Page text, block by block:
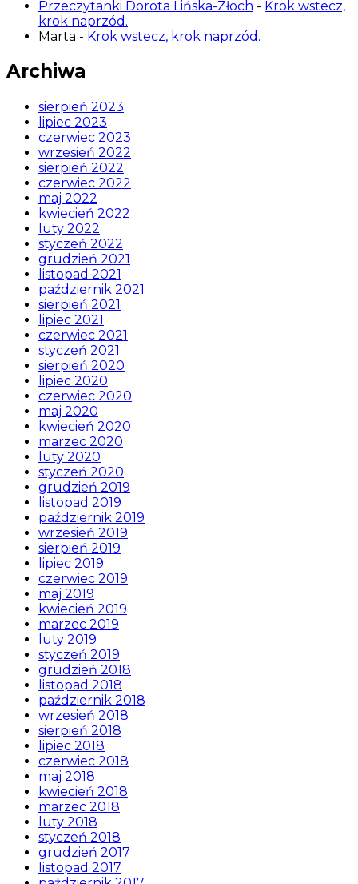
Przeczytanki Dorota Lińska-Złoch - Krok wstecz,
krok naprzód.
Marta - Krok wstecz, krok naprzód.
Archiwa
sierpień 2023
lipiec 2023
czerwiec 2023
wrzesień 2022
sierpień 2022
czerwiec 2022
maj 2022
kwiecień 2022
luty 2022
styczeń 2022
grudzień 2021
listopad 2021
październik 2021
sierpień 2021
lipiec 2021
czerwiec 2021
styczeń 2021
sierpień 2020
lipiec 2020
czerwiec 2020
maj 2020
kwiecień 2020
marzec 2020
luty 2020
styczeń 2020
grudzień 2019
listopad 2019
październik 2019
wrzesień 2019
sierpień 2019
lipiec 2019
czerwiec 2019
maj 2019
kwiecień 2019
marzec 2019
luty 2019
styczeń 2019
grudzień 2018
listopad 2018
październik 2018
wrzesień 2018
sierpień 2018
lipiec 2018
czerwiec 2018
maj 2018
kwiecień 2018
marzec 2018
luty 2018
styczeń 2018
grudzień 2017
listopad 2017